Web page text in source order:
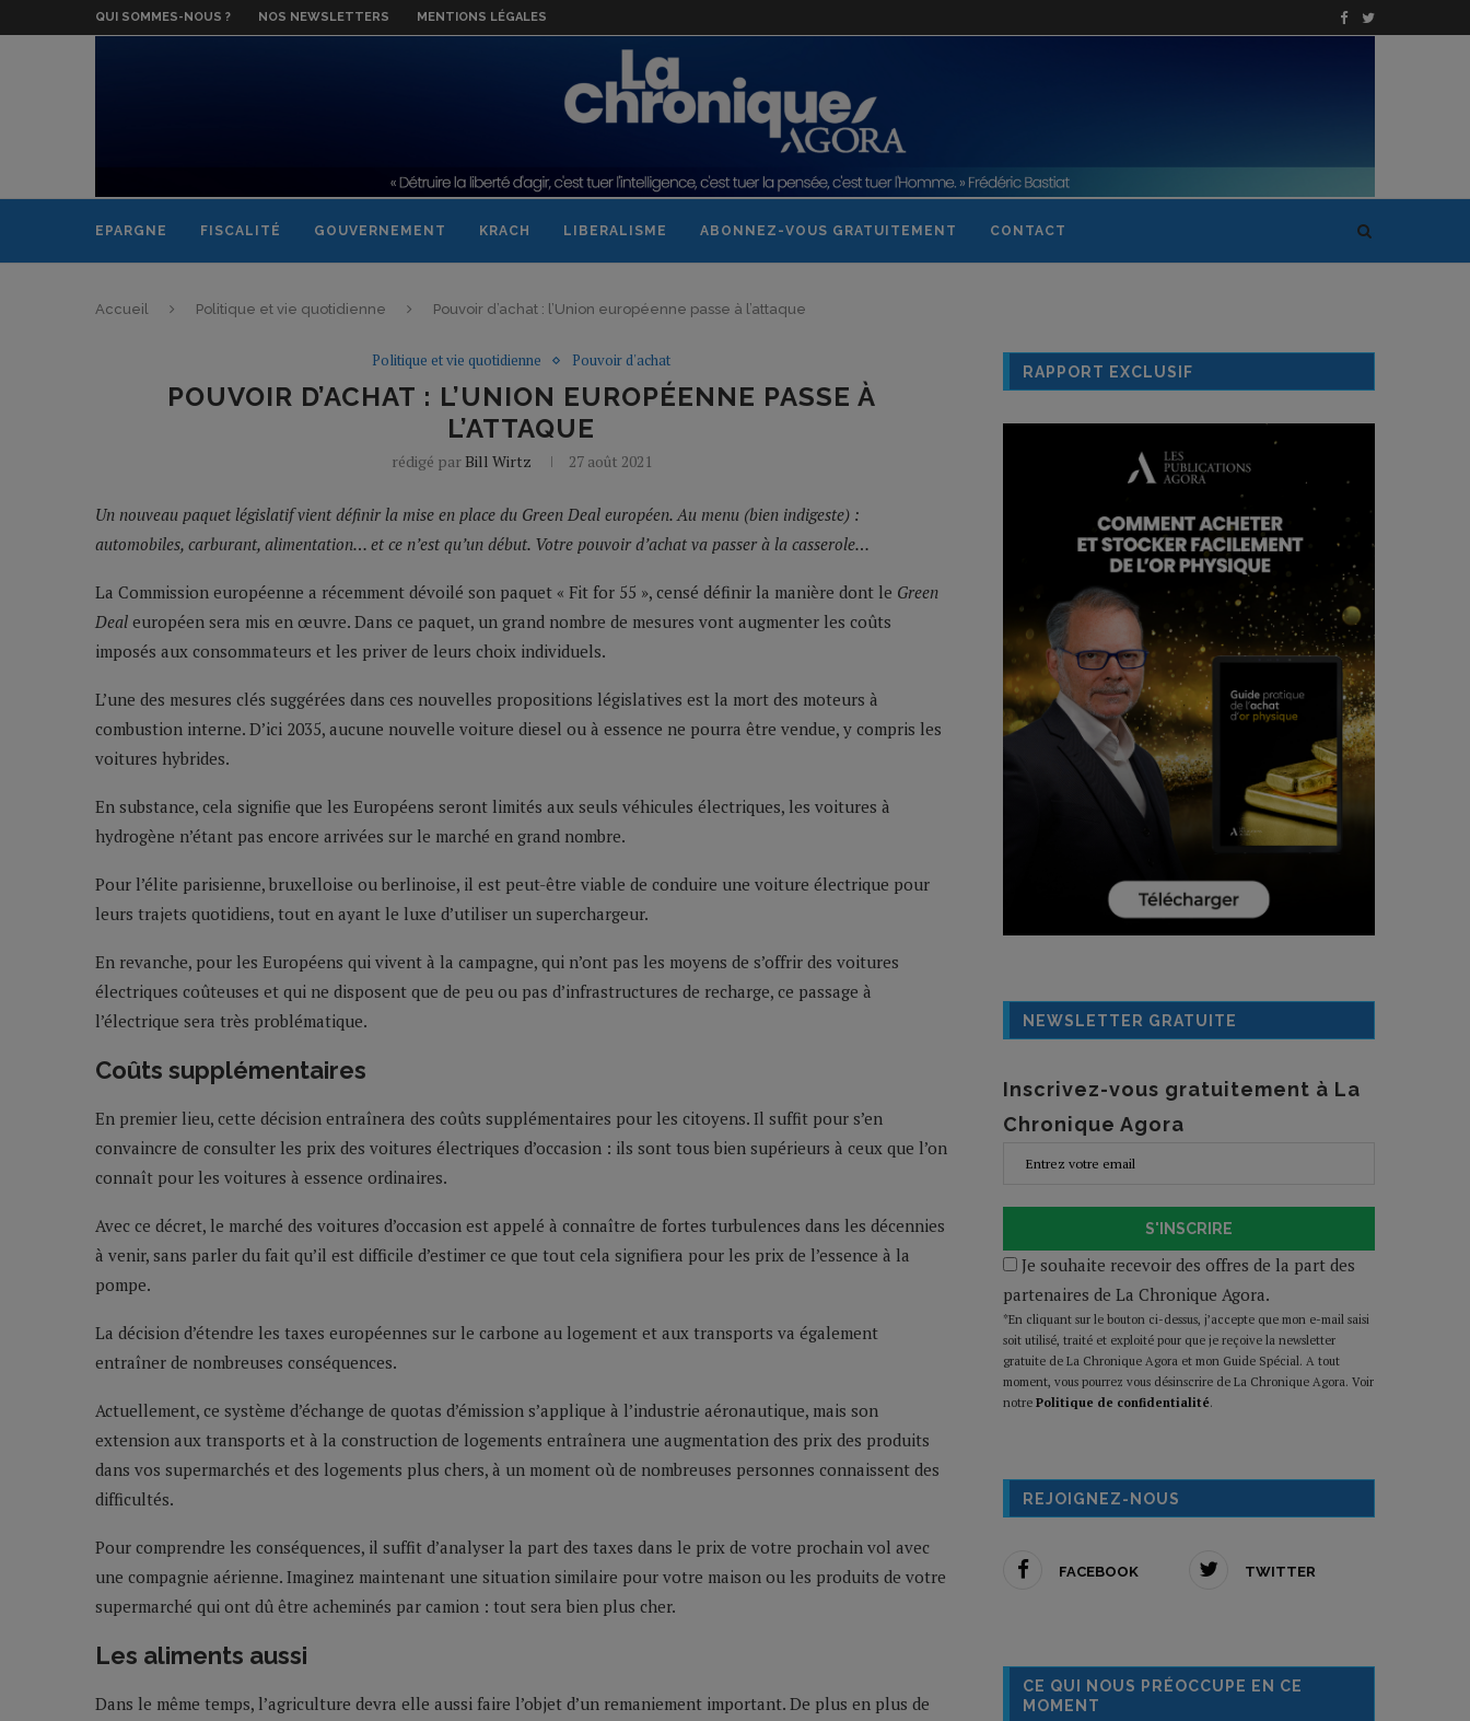
QUI SOMMES-NOUS ? NOS NEWSLETTERS MENTIONS LÉGALES
EPARGNE FISCALITÉ GOUVERNEMENT KRACH LIBERALISME ABONNEZ-VOUS GRATUITEMENT CONTACT
Accueil Politique et vie quotidienne Pouvoir d’achat : l’Union européenne passe à l’attaque
Politique et vie quotidienne Pouvoir d'achat
POUVOIR D’ACHAT : L’UNION EUROPÉENNE PASSE À
L’ATTAQUE
rédigé par Bill Wirtz 27 août 2021
Un nouveau paquet législatif vient définir la mise en place du Green Deal européen. Au menu (bien indigeste) :
automobiles, carburant, alimentation… et ce n’est qu’un début. Votre pouvoir d’achat va passer à la casserole…
La Commission européenne a récemment dévoilé son paquet « Fit for 55 », censé définir la manière dont le Green
Deal européen sera mis en œuvre. Dans ce paquet, un grand nombre de mesures vont augmenter les coûts
imposés aux consommateurs et les priver de leurs choix individuels.
L’une des mesures clés suggérées dans ces nouvelles propositions législatives est la mort des moteurs à
combustion interne. D’ici 2035, aucune nouvelle voiture diesel ou à essence ne pourra être vendue, y compris les
voitures hybrides.
En substance, cela signifie que les Européens seront limités aux seuls véhicules électriques, les voitures à
hydrogène n’étant pas encore arrivées sur le marché en grand nombre.
Pour l’élite parisienne, bruxelloise ou berlinoise, il est peut-être viable de conduire une voiture électrique pour
leurs trajets quotidiens, tout en ayant le luxe d’utiliser un superchargeur.
En revanche, pour les Européens qui vivent à la campagne, qui n’ont pas les moyens de s’offrir des voitures
électriques coûteuses et qui ne disposent que de peu ou pas d’infrastructures de recharge, ce passage à
l’électrique sera très problématique.
Coûts supplémentaires
En premier lieu, cette décision entraînera des coûts supplémentaires pour les citoyens. Il suffit pour s’en
convaincre de consulter les prix des voitures électriques d’occasion : ils sont tous bien supérieurs à ceux que l’on
connaît pour les voitures à essence ordinaires.
Avec ce décret, le marché des voitures d’occasion est appelé à connaître de fortes turbulences dans les décennies
à venir, sans parler du fait qu’il est difficile d’estimer ce que tout cela signifiera pour les prix de l’essence à la
pompe.
La décision d’étendre les taxes européennes sur le carbone au logement et aux transports va également
entraîner de nombreuses conséquences.
Actuellement, ce système d’échange de quotas d’émission s’applique à l’industrie aéronautique, mais son
extension aux transports et à la construction de logements entraînera une augmentation des prix des produits
dans vos supermarchés et des logements plus chers, à un moment où de nombreuses personnes connaissent des
difficultés.
Pour comprendre les conséquences, il suffit d’analyser la part des taxes dans le prix de votre prochain vol avec
une compagnie aérienne. Imaginez maintenant une situation similaire pour votre maison ou les produits de votre
supermarché qui ont dû être acheminés par camion : tout sera bien plus cher.
Les aliments aussi
Dans le même temps, l’agriculture devra elle aussi faire l’objet d’un remaniement important. De plus en plus de
RAPPORT EXCLUSIF
NEWSLETTER GRATUITE
Inscrivez-vous gratuitement à La
Chronique Agora
S'INSCRIRE
Je souhaite recevoir des offres de la part des
partenaires de La Chronique Agora.
*En cliquant sur le bouton ci-dessus, j’accepte que mon e-mail saisi
soit utilisé, traité et exploité pour que je reçoive la newsletter
gratuite de La Chronique Agora et mon Guide Spécial. A tout
moment, vous pourrez vous désinscrire de La Chronique Agora. Voir
notre Politique de confidentialité.
REJOIGNEZ-NOUS
FACEBOOK TWITTER
CE QUI NOUS PRÉOCCUPE EN CE
MOMENT